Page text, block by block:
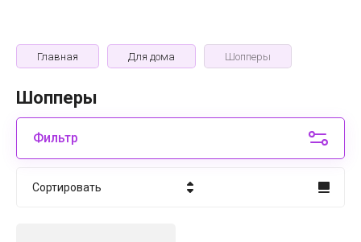
Главная Для дома Шопперы
Шопперы
Фильтр
Сортировать